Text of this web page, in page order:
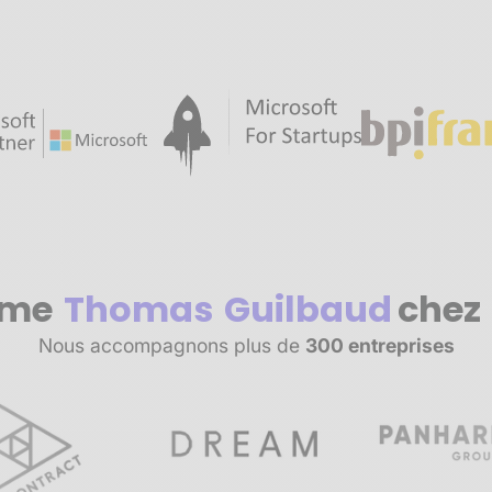
Thomas Guilbaudchez
Nous accompagnons plus de 300 entreprises